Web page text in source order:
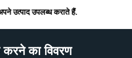
उपलब्ध कराते हैं.
करने का विवरण